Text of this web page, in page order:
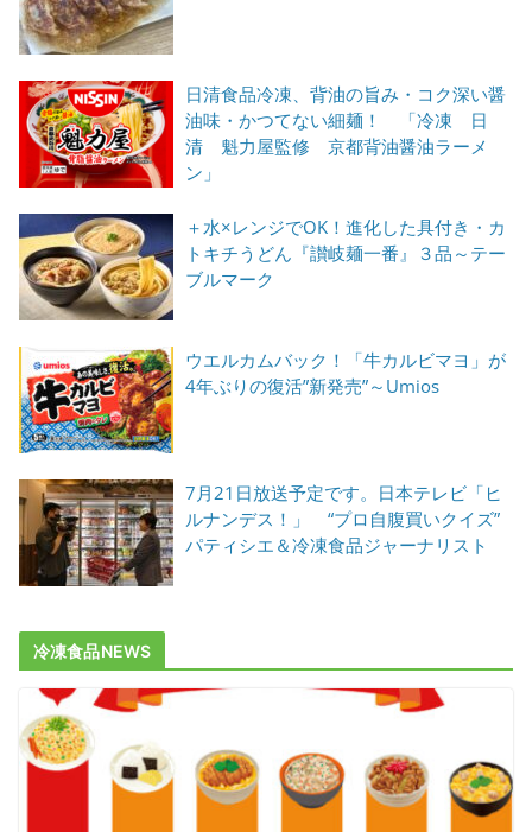
日清食品冷凍、背油の旨み・コク深い醤
油味・かつてない細麺！ 「冷凍 日
清 魁力屋監修 京都背油醤油ラーメ
ン」
＋水×レンジでOK！進化した具付き・カ
トキチうどん『讃岐麺一番』３品～テー
ブルマーク
ウエルカムバック！「牛カルビマヨ」が
4年ぶりの復活”新発売”～Umios
7月21日放送予定です。日本テレビ「ヒ
ルナンデス！」 “プロ自腹買いクイズ”
パティシエ＆冷凍食品ジャーナリスト
冷凍食品NEWS